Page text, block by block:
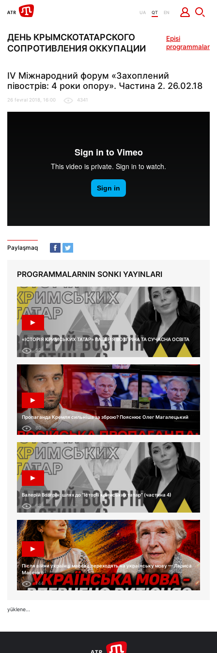
UA QT EN
ДЕНЬ КРЫМСКОТАТАРСКОГО
СОПРОТИВЛЕНИЯ ОККУПАЦИИ
Episi
programmalar
IV Міжнародний форум «Захоплений
півострів: 4 роки опору». Частина 2. 26.02.18
26 fevral 2018, 16:00 4341
Paylaşmaq
PROGRAMMALARNIN SONKI YAYINLARI
«ІСТОРІЯ КРИМСЬКИХ ТАТАР» ВАЛЕРІЯ ВОЗГРІНА ТА СУЧАСНА ОСВІТА
59
Пропаганда Кремля сильніша за зброю? Пояснює Олег Магалецький
80
Валерій Возгрін: шлях до “Історії кримських татар” (частина 4)
68
Після війни українці масово переходять на українську мову — Лариса
Масенко
144
yüklene...